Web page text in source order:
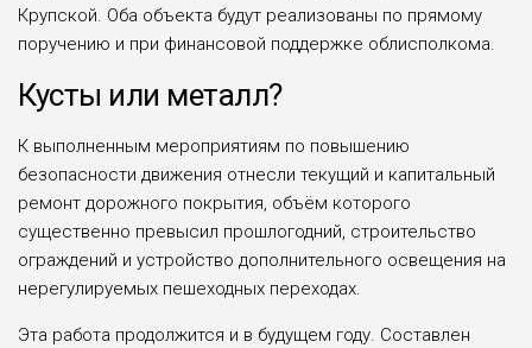
Крупской. Оба объекта будут реализованы по прямому
поручению и при финансовой поддержке облисполкома.
Кусты или металл?
К выполненным мероприятиям по повышению
безопасности движения отнесли текущий и капитальный
ремонт дорожного покрытия, объём которого
существенно превысил прошлогодний, строительство
ограждений и устройство дополнительного освещения на
нерегулируемых пешеходных переходах.
Эта работа продолжится и в будущем году. Составлен